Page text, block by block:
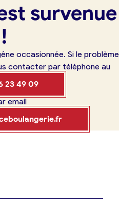
d’emploi
commerce
fournisseur
survenue
!
occasionnée. Si le problème
contacter par téléphone au
23 49 09
email